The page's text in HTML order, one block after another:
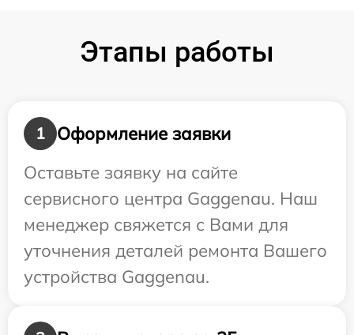
Этапы работы
1
Оформление заявки
Оставьте заявку на сайте
сервисного центра Gaggenau. Наш
менеджер свяжется с Вами для
уточнения деталей ремонта Вашего
устройства Gaggenau.